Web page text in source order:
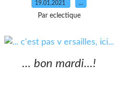
19.01.2021 …
Par eclectique
... bon mardi...!